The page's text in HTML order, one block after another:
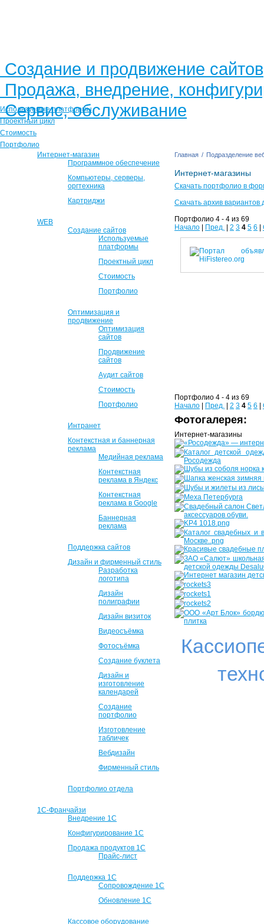
Создание и продвижение сайтов
Продажа, внедрение,
Сервис, обслуживание
Используемые платформы
Проектный цикл
Стоимость
Портфолио
Интернет-магазин
Программное обеспечение
Компьютеры, серверы,
оргтехника
Картриджи
WEB
Создание сайтов
Используемые
платформы
Проектный цикл
Стоимость
Портфолио
Оптимизация и
продвижение
Оптимизация
сайтов
Продвижение
сайтов
Аудит сайтов
Стоимость
Портфолио
Интранет
Контекстная и баннерная
реклама
Медийная реклама
Контекстная
реклама в Яндекс
Контекстная
реклама в Google
Баннерная
реклама
Поддержка сайтов
Дизайн и фирменный стиль
Разработка
логотипа
Дизайн
полиграфии
Дизайн визиток
Видеосъёмка
Фотосъёмка
Создание буклета
Дизайн и
изготовление
календарей
Создание
портфолио
Изготовление
табличек
Вебдизайн
Фирменный стиль
Портфолио отдела
1С-Франчайзи
Внедрение 1С
Конфигурирование 1С
Продажа продуктов 1С
Прайс-лист
Поддержка 1С
Сопровождение 1С
Обновление 1С
Кассовое оборудование
Главная / Подразделение
Интернет-магазины
Скачать портфолио в
Скачать архив вариантов
Портфолио 4 - 4 из 69
Начало
Пред. 2 3 4 5 6
Портфолио 4 - 4 из 69
Начало
Пред. 2 3 4 5 6
Фотогалерея:
Интернет-магазины